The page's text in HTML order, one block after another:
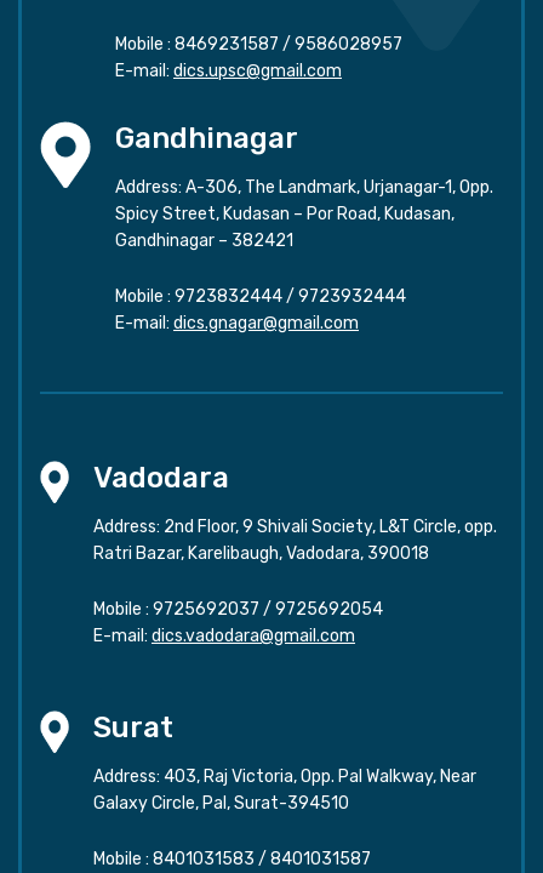
Mobile : 8469231587 / 9586028957
E-mail: dics.upsc@gmail.com
Gandhinagar
Address: A-306, The Landmark, Urjanagar-1, Opp.
Spicy Street, Kudasan – Por Road, Kudasan,
Gandhinagar – 382421
Mobile : 9723832444/ 9723932444
E-mail: dics.gnagar@gmail.com
Vadodara
Address: 2nd Floor, 9 Shivali Society, L&T Circle, opp.
Ratri Bazar, Karelibaugh, Vadodara, 390018
Mobile : 9725692037 / 9725692054
E-mail: dics.vadodara@gmail.com
Surat
Address: 403, Raj Victoria, Opp. Pal Walkway, Near
Galaxy Circle, Pal, Surat-394510
Mobile : 8401031583 / 8401031587